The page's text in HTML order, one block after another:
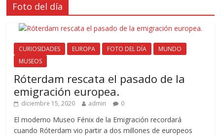
Foto del día
CURIOSIDADES EUROPA FOTO DEL DÍA
MUNDO
MUSEOS
Róterdam rescata el pasado de la
emigración europea.
diciembre 15, 2020 admin 0
El moderno Museo Fénix de la Emigración recordará
cuando Róterdam vio partir a dos millones de europeos